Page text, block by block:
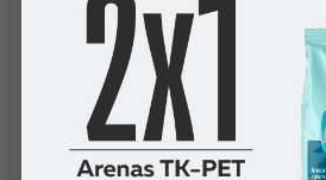
Zeropelo
Saca pelos zeropelo
reutilizable